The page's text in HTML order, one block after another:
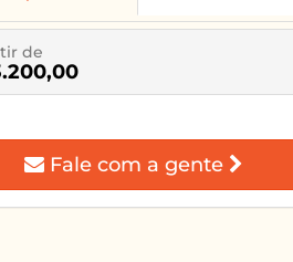
de
Fale com a gente